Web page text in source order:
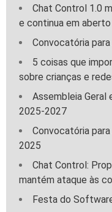
Chat Control 1.0
e continua em aberto
Convocatória
5 coisas que
sobre crianças e
Assembleia Geral
2025-2027
Convocatória
2025
Chat Control:
mantém ataque às
Festa do